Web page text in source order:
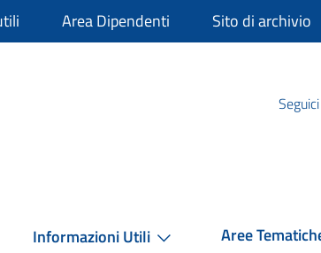
Area Dipendenti Sito di archivio
Informazioni Utili Aree